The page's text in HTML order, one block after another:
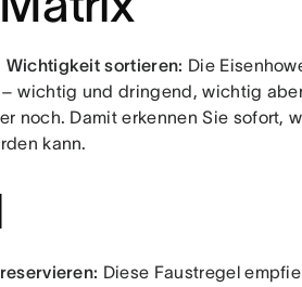
sortieren: Die
wichtig und dringend, wichtig
noch. Damit erkennen Sie sofort,
kann.
Diese Faustregel